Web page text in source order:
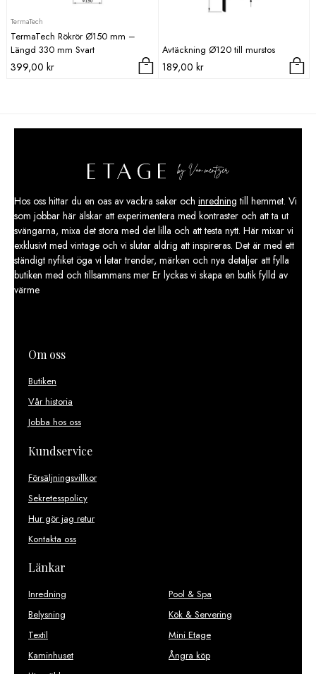
TermaTech
TermaTech Rökrör Ø150 mm –
Längd 330 mm Svart
399,00 kr
Avtäckning Ø120 till murstos
189,00 kr
Hos oss hittar du en oas av vackra saker och inredning till hemmet. Vi
som jobbar här älskar att experimentera med kontraster och att ta ut
svängarna, mixa det stora med det lilla och att testa nytt. Här mixar vi
exklusivt med vintage och vi slutar aldrig att inspireras. Det är med ett
ständigt nyfiket öga vi letar trender, märken och nya detaljer att fylla
butiken med och tillsammans mer Er lyckas vi skapa en butik fylld av
värme
Om oss
Butiken
Vår historia
Jobba hos oss
Kundservice
Försäljningsvillkor
Sekretesspolicy
Hur gör jag retur
Kontakta oss
Länkar
Inredning
Belysning
Textil
Kaminhuset
Pool & Spa
Kök & Servering
Mini Etage
Ångra köp